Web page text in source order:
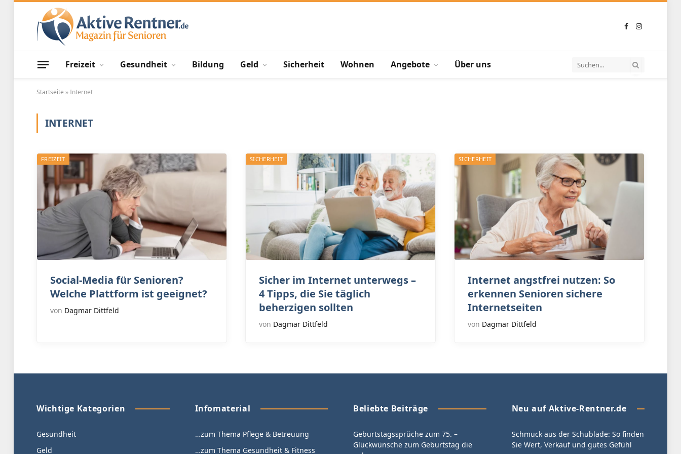
FacebookInstagram
Freizeit Gesundheit Bildung Geld Sicherheit Wohnen Angebote Über uns
Startseite »Internet
INTERNET
FREIZEIT
Social-Media für Senioren?
Welche Plattform ist geeignet?
von Dagmar Dittfeld
SICHERHEIT
Sicher im Internet unterwegs –
4 Tipps, die Sie täglich
beherzigen sollten
von Dagmar Dittfeld
SICHERHEIT
Internet angstfrei nutzen: So
erkennen Senioren sichere
Internetseiten
von Dagmar Dittfeld
Wichtige Kategorien
Gesundheit
Geld
Infomaterial
…zum Thema Pflege & Betreuung
…zum Thema Gesundheit & Fitness
Beliebte Beiträge
Geburtstagssprüche zum 75. –
Glückwünsche zum Geburtstag die
Neu auf Aktive-Rentner.de
Schmuck aus der Schublade: So finden
Sie Wert, Verkauf und gutes Gefühl